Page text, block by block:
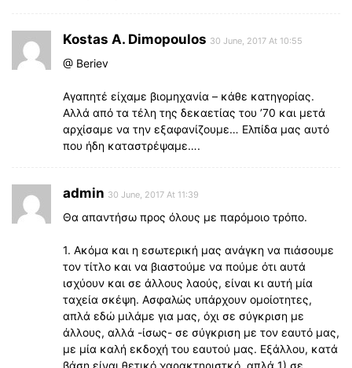
Kostas A. Dimopoulos 30 June, 2017 At 10:55
@ Beriev
Αγαπητέ είχαμε βιομηχανία – κάθε κατηγορίας.
Αλλά από τα τέλη της δεκαετίας του ’70 και μετά
αρχίσαμε να την εξαφανίζουμε… Ελπίδα μας αυτό
που ήδη καταστρέψαμε….
admin 30 June, 2017 At 11:39
Θα απαντήσω προς όλους με παρόμοιο τρόπο.
1. Ακόμα και η εσωτερική μας ανάγκη να πιάσουμε
τον τίτλο και να βιαστούμε να πούμε ότι αυτά
ισχύουν και σε άλλους λαούς, είναι κι αυτή μία
ταχεία σκέψη. Ασφαλώς υπάρχουν ομοίοτητες,
απλά εδώ μιλάμε για μας, όχι σε σύγκριση με
άλλους, αλλά -ίσως- σε σύγκριση με τον εαυτό μας,
με μία καλή εκδοχή του εαυτού μας. Εξάλλου, κατά